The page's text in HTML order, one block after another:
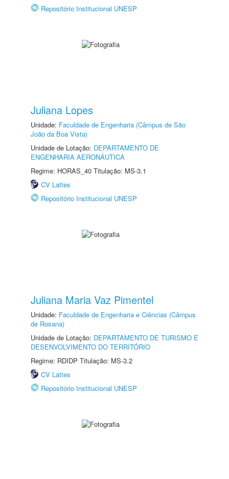
Repositório Institucional UNESP
Juliana Lopes
Unidade: Faculdade de Engenharia (Câmpus de São
João da Boa Vista)
Unidade de Lotação: DEPARTAMENTO DE
ENGENHARIA AERONÁUTICA
Regime: HORAS_40 Titulação: MS-3.1
CV Lattes
Repositório Institucional UNESP
Juliana Maria Vaz Pimentel
Unidade: Faculdade de Engenharia e Ciências (Câmpus
de Rosana)
Unidade de Lotação: DEPARTAMENTO DE TURISMO E
DESENVOLVIMENTO DO TERRITÓRIO
Regime: RDIDP Titulação: MS-3.2
CV Lattes
Repositório Institucional UNESP